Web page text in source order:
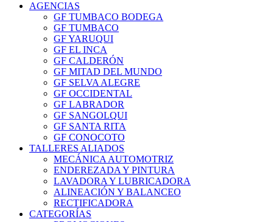
AGENCIAS
GF TUMBACO BODEGA
GF TUMBACO
GF YARUQUI
GF EL INCA
GF CALDERÓN
GF MITAD DEL MUNDO
GF SELVA ALEGRE
GF OCCIDENTAL
GF LABRADOR
GF SANGOLQUI
GF SANTA RITA
GF CONOCOTO
TALLERES ALIADOS
MECÁNICA AUTOMOTRIZ
ENDEREZADA Y PINTURA
LAVADORA Y LUBRICADORA
ALINEACIÓN Y BALANCEO
RECTIFICADORA
CATEGORÍAS